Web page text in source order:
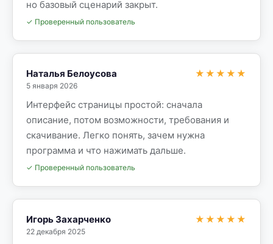
но базовый сценарий закрыт.
✓ Проверенный пользователь
Наталья Белоусова
5 января 2026
★★★★★
Интерфейс страницы простой: сначала
описание, потом возможности, требования и
скачивание. Легко понять, зачем нужна
программа и что нажимать дальше.
✓ Проверенный пользователь
Игорь Захарченко
22 декабря 2025
★★★★★